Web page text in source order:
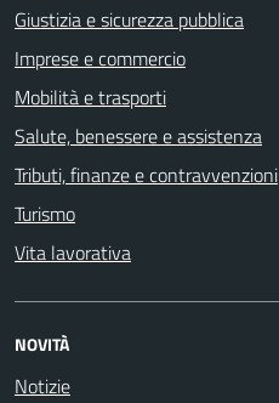
Giustizia e sicurezza pubblica
Imprese e commercio
Mobilità e trasporti
Salute, benessere e assistenza
Tributi, finanze e contravvenzioni
Turismo
Vita lavorativa
NOVITÀ
Notizie